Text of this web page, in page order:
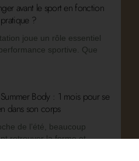
avant le sport en fonction
?
joue un rôle essentiel
sportive. Que
Body : 1 mois pour se
dans son corps
de l’été, beaucoup
retrouver la forme et